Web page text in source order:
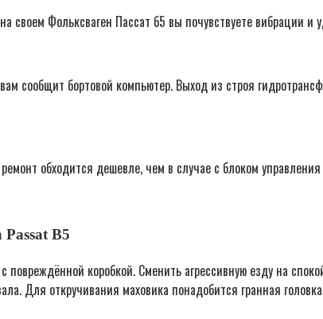
своем Фольксваген Пассат б5 вы почувствуете вибрации
сообщит бортовой компьютер. Выход из строя
обходится дешевле, чем в случае с блоком
B5
повреждённой коробкой. Сменить агрессивную езду на
Для откручивания маховика понадобится гранная